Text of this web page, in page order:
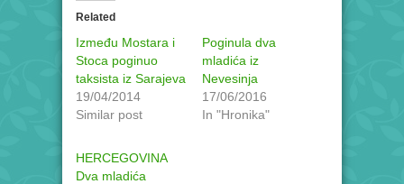
in
window)window)
Related
Između Mostara i
Stoca poginuo
taksista iz Sarajeva
19/04/2014
Similar post
Poginula dva
mladića iz
Nevesinja
17/06/2016
In "Hronika"
HERCEGOVINA
Dva mladića